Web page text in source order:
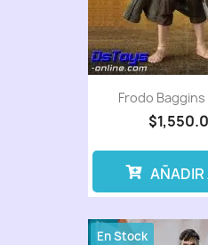
Frodo Baggins
AÑADIR
En Stock